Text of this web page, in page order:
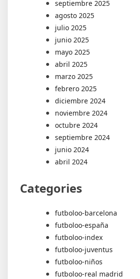
septiembre 2025
agosto 2025
julio 2025
junio 2025
mayo 2025
abril 2025
marzo 2025
febrero 2025
diciembre 2024
noviembre 2024
octubre 2024
septiembre 2024
junio 2024
abril 2024
Categories
futboloo-barcelona
futboloo-españa
futboloo-index
futboloo-juventus
futboloo-niños
futboloo-real madrid